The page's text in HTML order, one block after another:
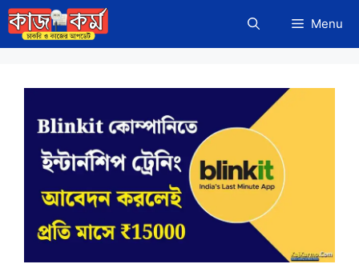
Skip
to
content
Menu